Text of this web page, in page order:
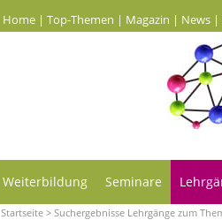
Home| Top-Themen | Magazin | News|
Weiterbildung Seminare
Startseite > Suchergebnisse Lehrgänge zum